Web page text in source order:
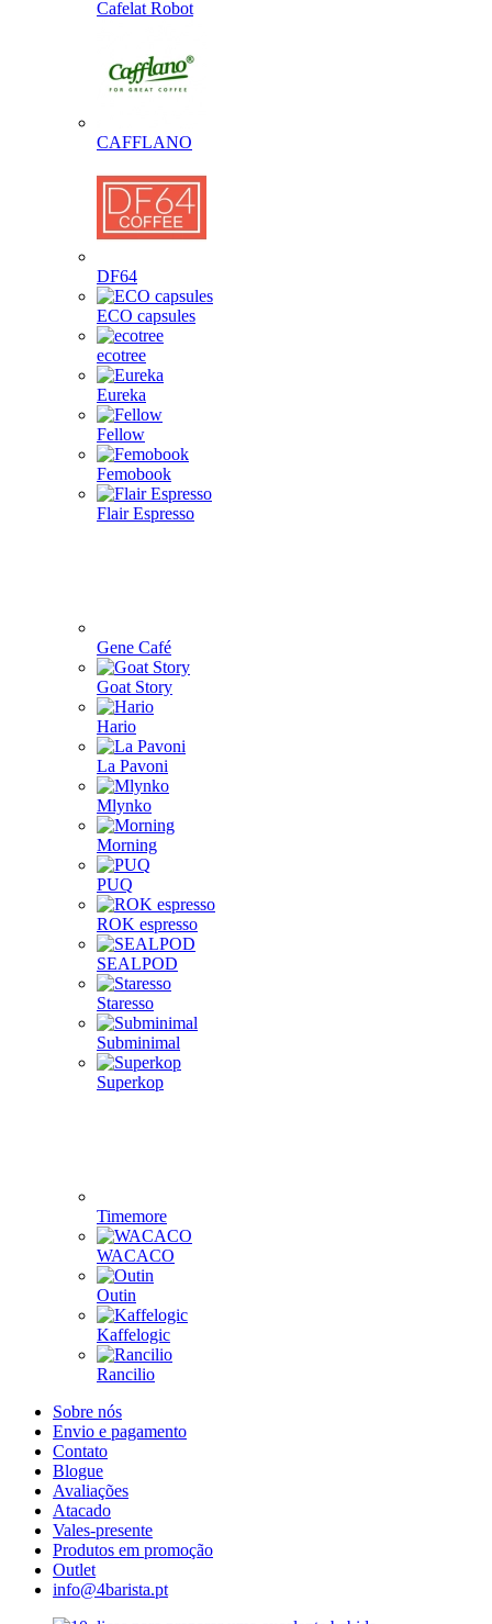
Cafelat Robot
CAFFLANO
DF64
ECO capsules
ecotree
Eureka
Fellow
Femobook
Flair Espresso
Gene Café
Goat Story
Hario
La Pavoni
Mlynko
Morning
PUQ
ROK espresso
SEALPOD
Staresso
Subminimal
Superkop
Timemore
WACACO
Outin
Kaffelogic
Rancilio
Sobre nós
Envio e pagamento
Contato
Blogue
Avaliações
Atacado
Vales-presente
Produtos em promoção
Outlet
info@4barista.pt